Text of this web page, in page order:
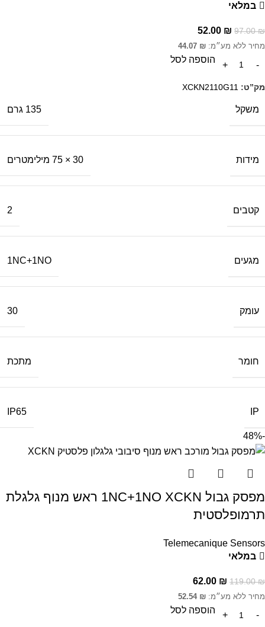
במלאי
97.00₪
52.00 ₪
מחיר ללא מע״מ: 44.07 ₪
הוספה לסל
מק”ט: XCKN2110G11
משקל 135 גרם
מידות 30 × 75 מילימטרים
קטבים 2
מגעים 1NC+1NO
עומק 30
חומר מתכת
IP
IP65
-48%
מפסק גבול 1NC+1NO XCKN ראש מנוף גלגלת
תרמופלסטית
Telemecanique Sensors
במלאי
119.00₪
62.00 ₪
מחיר ללא מע״מ: 52.54 ₪
הוספה לסל